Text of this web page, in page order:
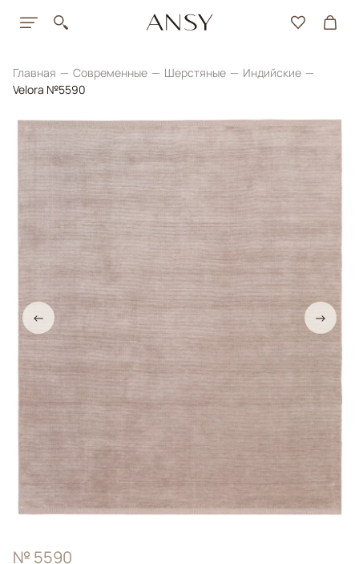
Главная Современные Шерстяные
Индийские
Velora №5590
← →
№ 5590